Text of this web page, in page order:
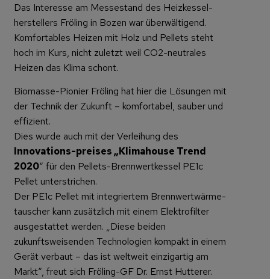
Das Interesse am Messestand des Heizkessel-
herstellers Fröling in Bozen war überwältigend.
Komfortables Heizen mit Holz und Pellets steht
hoch im Kurs, nicht zuletzt weil CO2-neutrales
Heizen das Klima schont.
Biomasse-Pionier Fröling hat hier die Lösungen mit
der Technik der Zukunft – komfortabel, sauber und
effizient.
Dies wurde auch mit der Verleihung des
Innovations-preises „Klimahouse Trend
2020“ für den Pellets-Brennwertkessel PE1c
Pellet unterstrichen.
Der PE1c Pellet mit integriertem Brennwertwärme-
tauscher kann zusätzlich mit einem Elektrofilter
ausgestattet werden. „Diese beiden
zukunftsweisenden Technologien kompakt in einem
Gerät verbaut – das ist weltweit einzigartig am
Markt“, freut sich Fröling-GF Dr. Ernst Hutterer.